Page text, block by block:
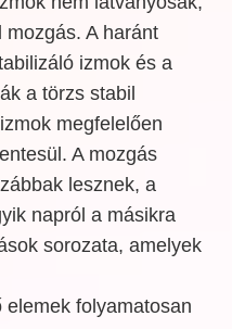
A haránt
izmok és a
a törzs stabil
megfelelően
A mozgás
lesznek, a
napról a másikra
sorozata, amelyek
folyamatosan